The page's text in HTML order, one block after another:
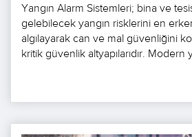
Yangın Alarm Sistemleri; bina ve
gelebilecek yangın risklerini en
algılayarak can ve mal güvenliğini
kritik güvenlik altyapılarıdır. Modern
yangın belirtilerini gelişmiş sensör
ederek alarm üretir.